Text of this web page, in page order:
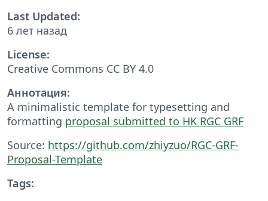
Last Updated:
6 лет назад
License:
Creative Commons CC BY 4.0
Аннотация:
A minimalistic template for typesetting and
formatting proposal submitted to HK RGC GRF
Source: https://github.com/zhiyzuo/RGC-GRF-
Proposal-Template
Tags: